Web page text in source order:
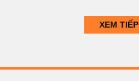
XEM TIẾP